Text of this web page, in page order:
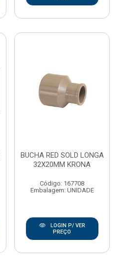
BUCHA RED SOLD LONGA
32X20MM KRONA
Código: 167708
Embalagem: UNIDADE
LOGIN P/ VER
PREÇO